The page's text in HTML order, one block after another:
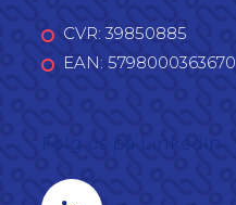
CVR: 39850885
EAN: 5798000363670
Linkedin profil